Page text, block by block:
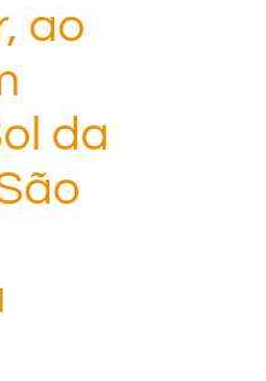
ao
da